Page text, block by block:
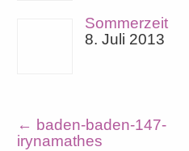
Sommerzeit
8. Juli 2013
← baden-baden-147-
irynamathes